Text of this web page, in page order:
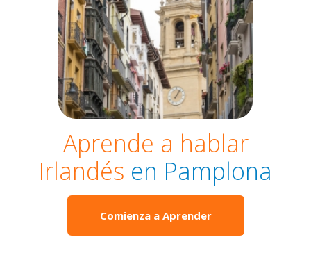
Aprende a hablar
Irlandés en Pamplona
Comienza a Aprender